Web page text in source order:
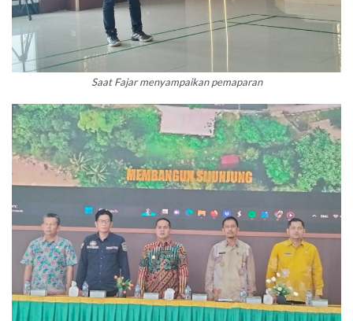
Saat Fajar menyampaikan pemaparan